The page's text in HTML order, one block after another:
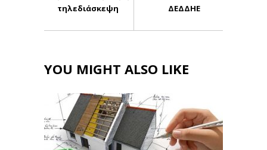
τηλεδιάσκεψη
ΔΕΔΔΗΕ
YOU MIGHT ALSO LIKE